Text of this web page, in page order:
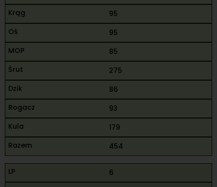
95
95
85
275
86
93
179
454
6